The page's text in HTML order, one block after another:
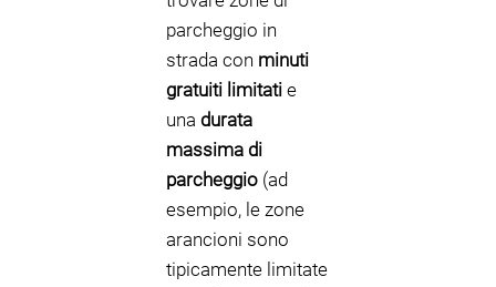
parcheggio in
strada con minuti
gratuiti limitati e
una durata
massima di
parcheggio (ad
esempio, le zone
arancioni sono
tipicamente limitate